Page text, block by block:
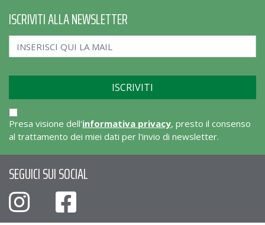
ISCRIVITI ALLA NEWSLETTER
Presa visione dell'informativa privacy, presto il consenso
al trattamento dei miei dati per l'invio di newsletter.
SEGUICI SUI SOCIAL